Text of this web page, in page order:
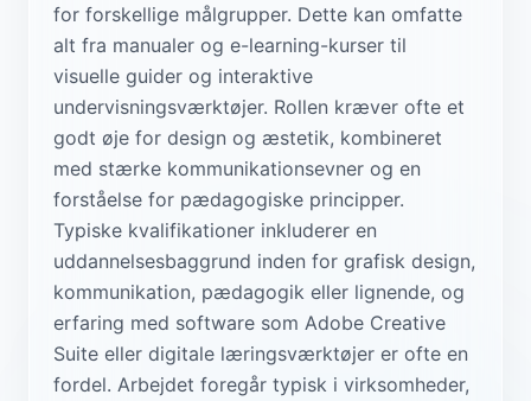
for forskellige målgrupper. Dette kan omfatte
alt fra manualer og e-learning-kurser til
visuelle guider og interaktive
undervisningsværktøjer. Rollen kræver ofte et
godt øje for design og æstetik, kombineret
med stærke kommunikationsevner og en
forståelse for pædagogiske principper.
Typiske kvalifikationer inkluderer en
uddannelsesbaggrund inden for grafisk design,
kommunikation, pædagogik eller lignende, og
erfaring med software som Adobe Creative
Suite eller digitale læringsværktøjer er ofte en
fordel. Arbejdet foregår typisk i virksomheder,